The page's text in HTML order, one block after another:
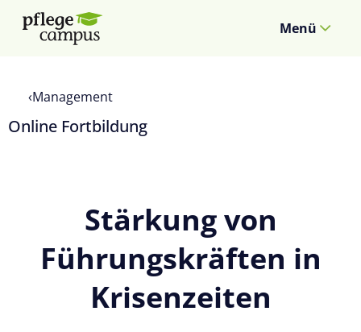
Menü
Management
Online Fortbildung
Stärkung von
Führungskräften in
Krisenzeiten